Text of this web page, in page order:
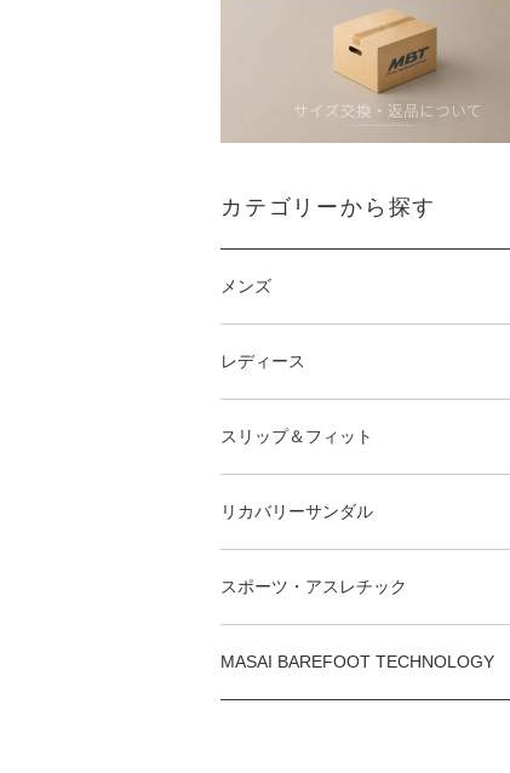
カテゴリーから探す
メンズ
レディース
スリップ＆フィット
リカバリーサンダル
スポーツ・アスレチック
MASAI BAREFOOT TECHNOLOGY